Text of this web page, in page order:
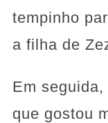
tempinho
a filha de
Em
que gostou